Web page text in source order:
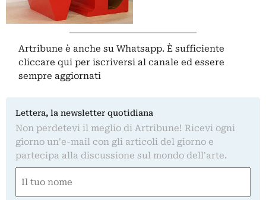
Artribune è anche su Whatsapp. È sufficiente
cliccare qui per iscriversi al canale ed essere
sempre aggiornati
Lettera, la newsletter quotidiana
Non perdetevi il meglio di Artribune! Ricevi ogni
giorno un'e-mail con gli articoli del giorno e
partecipa alla discussione sul mondo dell'arte.
(Required)